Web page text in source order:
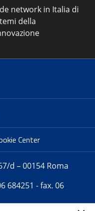
network in Italia di
della
Center
d – 00154 Roma
684251 - fax. 06